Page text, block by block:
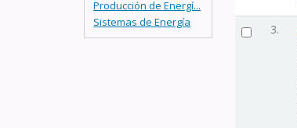
Producción de Energí...
Sistemas de Energía
3.